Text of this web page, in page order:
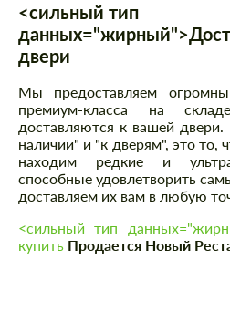
<сильный тип
двери
Мы предоставляем
премиум-класса на
доставляются к вашей
наличии" и "к дверям", это
находим редкие и
способные удовлетворить
доставляем их вам в любую
<сильный тип
купить Продается Новый